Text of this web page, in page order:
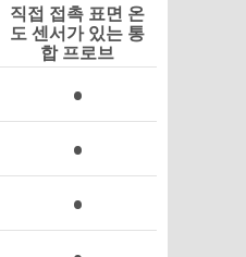
직접 접촉 표면 온
도 센서가 있는 통
합 프로브
•
•
•